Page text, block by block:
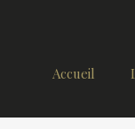
Accueil